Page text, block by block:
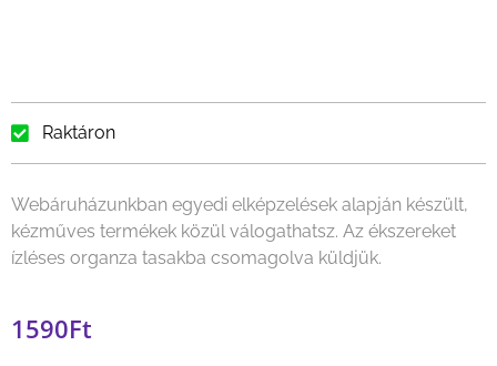
Raktáron
Webáruházunkban egyedi elképzelések alapján készült,
kézműves termékek közül válogathatsz. Az ékszereket
ízléses organza tasakba csomagolva küldjük.
1590Ft